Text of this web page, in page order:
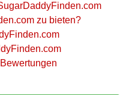
zu bieten?
Bewertungen